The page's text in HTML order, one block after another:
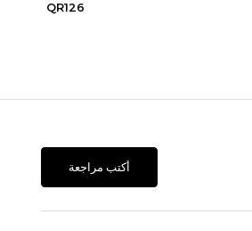
QR126
أكتب مراجعة